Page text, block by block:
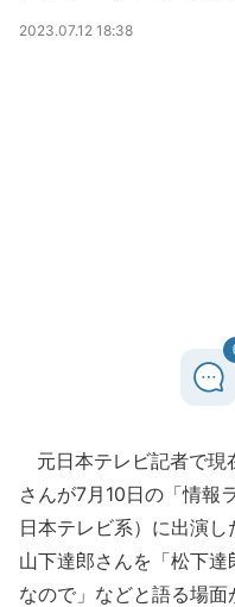
2023.07.12 18:38
元日本テレビ記者で現
さんが7月10日の「情報
日本テレビ系）に出演
山下達郎さんを「松下
なので」などと語る場